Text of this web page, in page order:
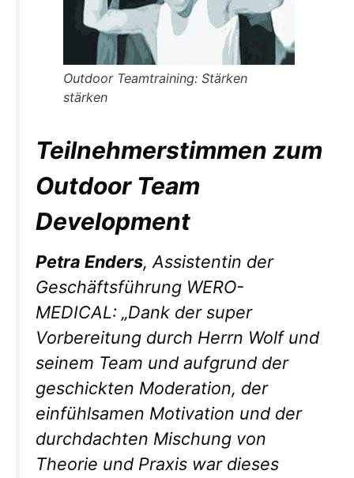
Outdoor Teamtraining: Stärken
stärken
Teilnehmerstimmen zum
Outdoor Team
Development
Petra Enders, Assistentin der
Geschäftsführung WERO-
MEDICAL: „Dank der super
Vorbereitung durch Herrn Wolf und
seinem Team und aufgrund der
geschickten Moderation, der
einfühlsamen Motivation und der
durchdachten Mischung von
Theorie und Praxis war dieses